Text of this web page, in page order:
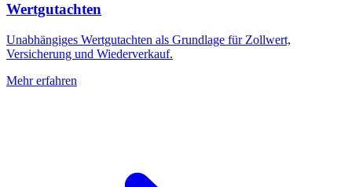
Wertgutachten
Unabhängiges Wertgutachten als Grundlage für Zollwert,
Versicherung und Wiederverkauf.
Mehr erfahren